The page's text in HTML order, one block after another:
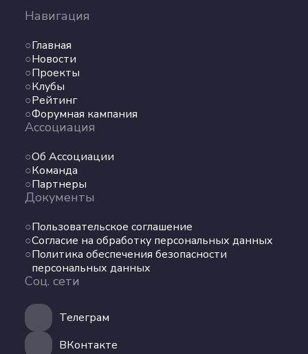
Навигация
Главная
Новости
Проекты
Клубы
Рейтинг
Форумная кампания
Ассоциация
Об Ассоциации
Команда
Партнеры
Документы
Пользовательское соглашение
Согласие на обработку персональных данных
Политика обеспечения безопасности
персональных данных
Соц. сети
Телеграм
ВКонтакте